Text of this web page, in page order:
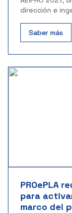
dirección e
Saber más
PROePLA
para
marco del